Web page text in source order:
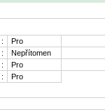
: Pro
: Nepřítomen
: Pro
: Pro